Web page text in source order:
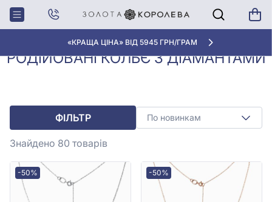
«КРАЩА ЦІНА» ВІД 5945 ГРН/ГРАМ
Головна
Колье з
діамантами
Родійовані кольє з
діамантами
РОДІЙОВАНІ КОЛЬЄ З ДІАМАНТАМИ
ФІЛЬТР По новинкам
Знайдено 80 товарів
-50% -50%